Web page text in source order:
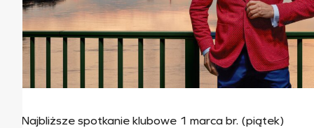
Najbliższe spotkanie klubowe 1 marca br. (piątek)